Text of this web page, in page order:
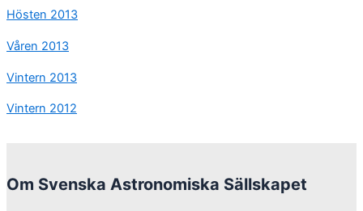
Hösten 2013
Våren 2013
Vintern 2013
Vintern 2012
Om Svenska Astronomiska Sällskapet